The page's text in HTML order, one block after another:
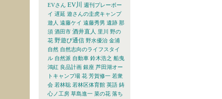
EVさん EV川
週刊プレーボー
イ 遅延 遊さんの圭虎キャンプ
遊人 遠藤ケイ 遠藤秀男 遺跡 那
須 酒田市 酒井直人 里川 野の
花 野遊び通信 野水優治 金浦
自然 自然志向のライフスタイ
ル 自然派 自動車 鈴木浩之 船曳
鴻紅 良品計画 銀座 芦田湖オー
トキャンプ場 花 芳賀修一 若衆
会 若林聡 若林区体育館 英語 鋳
心ノ工房 草島進一 菜の花 落ち